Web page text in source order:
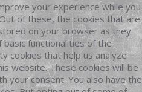
your experience while you
of these, the cookies that are
on your browser as they
functionalities of the
cookies that help us analyze
website. These cookies will be
your consent. You also have the